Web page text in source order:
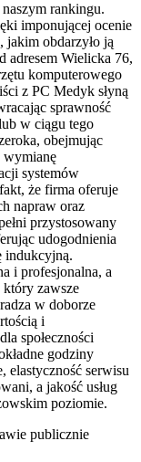
rankingu.
imponującej ocenie
jakim obdarzyło ją
adresem Wielicka 76,
komputerowego
z PC Medyk słyną
sprawność
w ciągu tego
obejmując
wymianę
systemów
że firma oferuje
napraw oraz
przystosowany
udogodnienia
indukcyjną.
i profesjonalna, a
który zawsze
w doborze
i
społeczności
godziny
elastyczność serwisu
a jakość usług
poziomie.
publicznie